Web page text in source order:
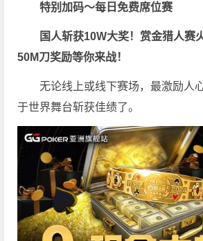
特别加码～每日免费席位赛
国人斩获10W大奖！ 赏金猎人赛
50M刀奖励等你来战！
无论线上或线下赛场，最激励人
于世界舞台斩获佳绩了。